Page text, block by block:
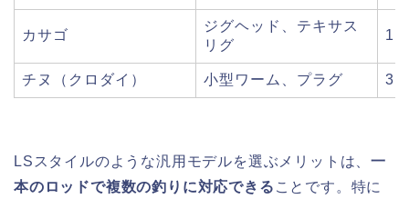
カサゴ
ジグヘッド、テキサス
リグ
1
チヌ（クロダイ） 小型ワーム、プラグ 3
LSスタイルのような汎用モデルを選ぶメリットは、一
本のロッドで複数の釣りに対応できる ことです。特に